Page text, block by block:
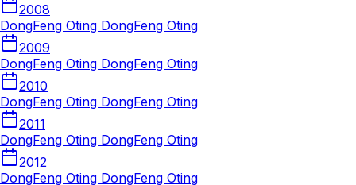
2008
DongFeng Oting DongFeng Oting
2009
DongFeng Oting DongFeng Oting
2010
DongFeng Oting DongFeng Oting
2011
DongFeng Oting DongFeng Oting
2012
DongFeng Oting DongFeng Oting